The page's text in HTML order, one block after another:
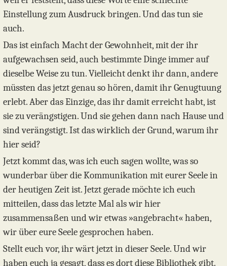
Einstellung zum Ausdruck bringen. Und das tun sie
auch.
Das ist einfach Macht der Gewohnheit, mit der ihr
aufgewachsen seid, auch bestimmte Dinge immer auf
dieselbe Weise zu tun. Vielleicht denkt ihr dann, andere
müssten das jetzt genau so hören, damit ihr Genugtuung
erlebt. Aber das Einzige, das ihr damit erreicht habt, ist
sie zu verängstigen. Und sie gehen dann nach Hause und
sind verängstigt. Ist das wirklich der Grund, warum ihr
hier seid?
Jetzt kommt das, was ich euch sagen wollte, was so
wunderbar über die Kommunikation mit eurer Seele in
der heutigen Zeit ist. Jetzt gerade möchte ich euch
mitteilen, dass das letzte Mal als wir hier
zusammensaßen und wir etwas »angebracht« haben,
wir über eure Seele gesprochen haben.
Stellt euch vor, ihr wärt jetzt in dieser Seele. Und wir
haben euch ja gesagt, dass es dort diese Bibliothek gibt.